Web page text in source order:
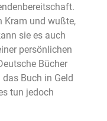
Kram und wußte,
sie es auch
persönlichen
Bücher
Buch in Geld
tun jedoch